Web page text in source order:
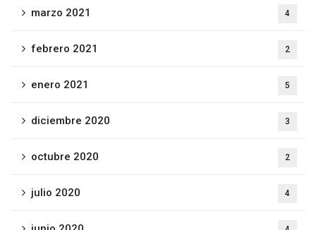
marzo 2021 4
febrero 2021 2
enero 2021 5
diciembre 2020 3
octubre 2020 2
julio 2020 4